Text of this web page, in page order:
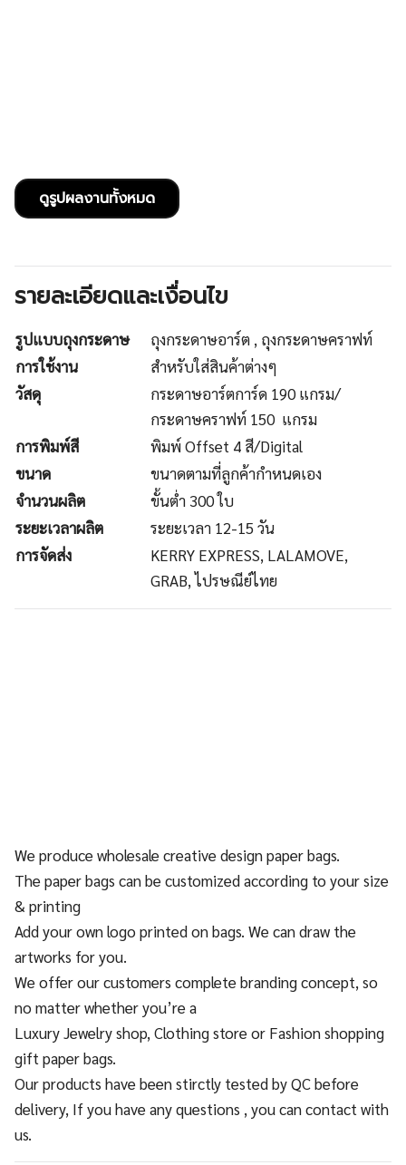
ดูรูปผลงานทั้งหมด
รายละเอียดและเงื่อนไข
รูปแบบถุงกระดาษ
ถุงกระดาษอาร์ต , ถุงกระดาษคราฟท์
การใช้งาน
สำหรับใส่สินค้าต่างๆ
วัสดุ
กระดาษอาร์ตการ์ด 190 แกรม/
กระดาษคราฟท์ 150 แกรม
การพิมพ์สี
พิมพ์ Offset 4 สี/Digital
ขนาด
ขนาดตามที่ลูกค้ากำหนดเอง
จำนวนผลิต
ขั้นต่ำ 300 ใบ
ระยะเวลาผลิต
ระยะเวลา 12-15 วัน
การจัดส่ง
KERRY EXPRESS, LALAMOVE,
GRAB, ไปรษณีย์ไทย
We produce wholesale creative design paper bags.
The paper bags can be customized according to your size
& printing
Add your own logo printed on bags. We can draw the
artworks for you.
We offer our customers complete branding concept, so
no matter whether you’re a
Luxury Jewelry shop, Clothing store or Fashion shopping
gift paper bags.
Our products have been stirctly tested by QC before
delivery, If you have any questions , you can contact with
us.